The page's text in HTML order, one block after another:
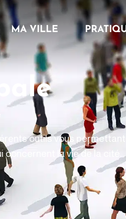
MA VILLE
outils vous
la vie de la cité.